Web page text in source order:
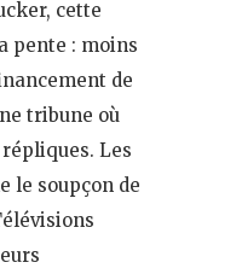
cette
pente : moins
de
tribune où
Les
le soupçon de